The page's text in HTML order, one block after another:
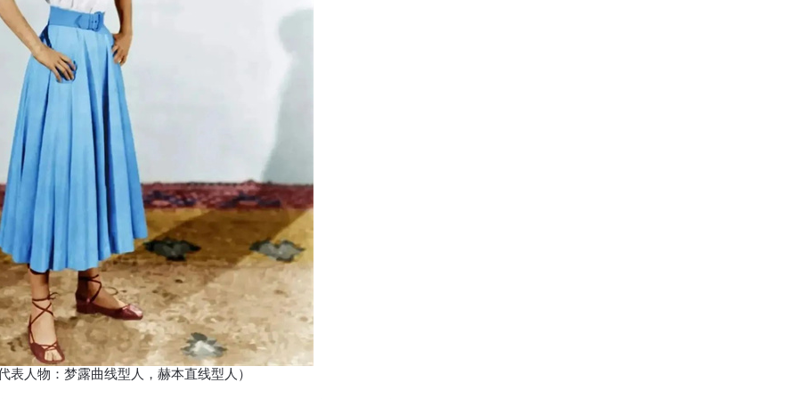
物：梦露曲线型人，赫本直线型人）